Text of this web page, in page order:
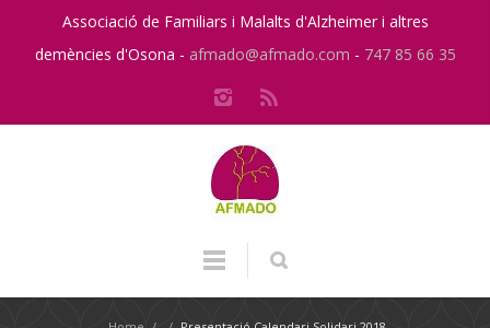
Associació de Familiars i Malalts d'Alzheimer i altres
demències d'Osona - afmado@afmado.com - 747 85 66 35